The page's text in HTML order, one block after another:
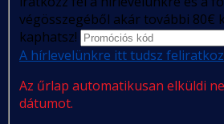
végösszegéből akár további 80€
kaphatsz!
A hírlevelünkre itt tudsz
Az űrlap automatikusan elküldi
dátumot.